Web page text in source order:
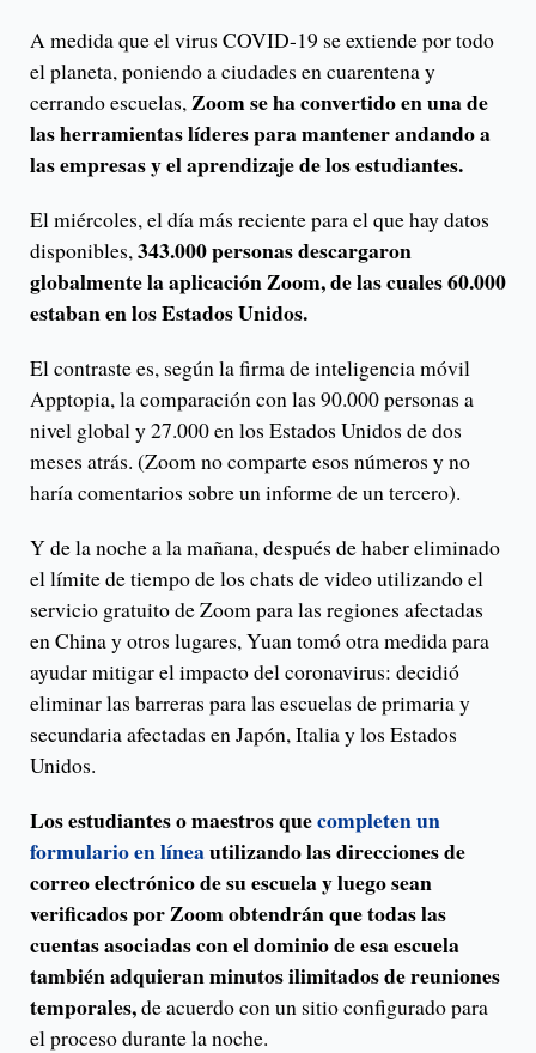
A medida que el virus COVID-19 se extiende por todo
el planeta, poniendo a ciudades en cuarentena y
cerrando escuelas, Zoom se ha convertido en una de
las herramientas líderes para mantener andando a
las empresas y el aprendizaje de los estudiantes.
El miércoles, el día más reciente para el que hay datos
disponibles, 343.000 personas descargaron
globalmente la aplicación Zoom, de las cuales 60.000
estaban en los Estados Unidos.
El contraste es, según la firma de inteligencia móvil
Apptopia, la comparación con las 90.000 personas a
nivel global y 27.000 en los Estados Unidos de dos
meses atrás. (Zoom no comparte esos números y no
haría comentarios sobre un informe de un tercero).
Y de la noche a la mañana, después de haber eliminado
el límite de tiempo de los chats de video utilizando el
servicio gratuito de Zoom para las regiones afectadas
en China y otros lugares, Yuan tomó otra medida para
ayudar mitigar el impacto del coronavirus: decidió
eliminar las barreras para las escuelas de primaria y
secundaria afectadas en Japón, Italia y los Estados
Unidos.
Los estudiantes o maestros quecompleten un
formulario en líneautilizando las direcciones de
correo electrónico de su escuela y luego sean
verificados por Zoom obtendrán que todas las
cuentas asociadas con el dominio de esa escuela
también adquieran minutos ilimitados de reuniones
temporales,de acuerdo con un sitio configurado para
el proceso durante la noche.